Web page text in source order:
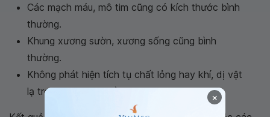
Các mạch máu, mô tim cũng có kích thước bình
thường.
Khung xương sườn, xương sống cũng bình
thường.
Không phát hiện tích tụ chất lỏng hay khí, dị vật
lạ trong khoang phổi.
×